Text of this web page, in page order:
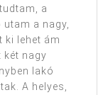
a
a nagy,
ki lehet ám
két nagy
lakó
A helyes,